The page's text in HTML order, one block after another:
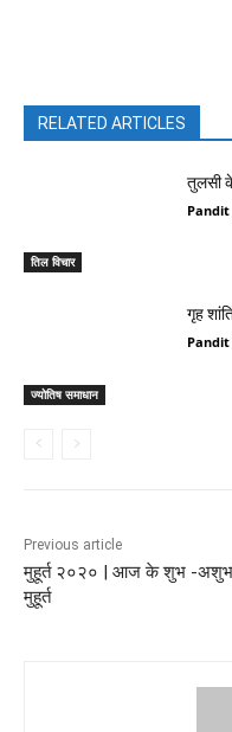
RELATED ARTICLES
तिल विचार
तुलसी
Pandit
ज्योतिष समाधान
गृह
Pandit
Previous article
मुहूर्त २०२० | आज के शुभ -अशुभ
मुहूर्त